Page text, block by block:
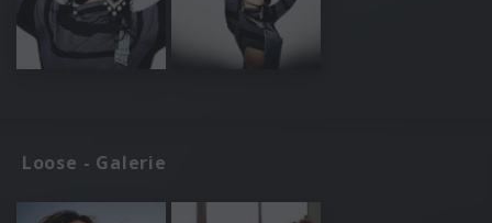
Loose - Galerie